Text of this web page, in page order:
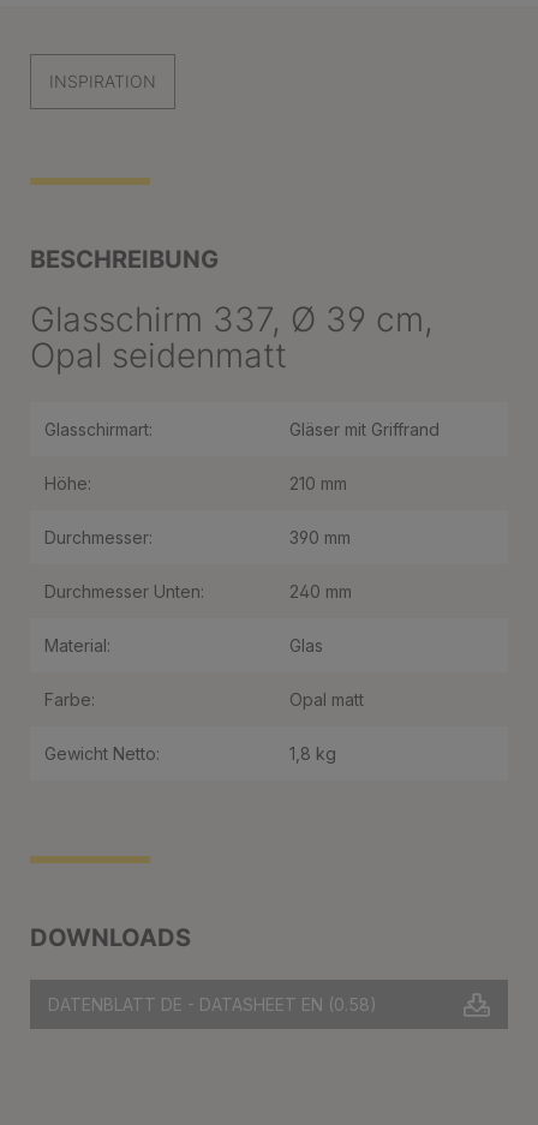
INSPIRATION
DOWNLOADS
DATENBLATT DE - DATASHEET EN (0.58)
BESCHREIBUNG
Glasschirm 337, Ø 39 cm,
Opal seidenmatt
Glasschirmart: Gläser mit Griffrand
Höhe: 210 mm
Durchmesser: 390 mm
Durchmesser Unten: 240 mm
Material: Glas
Farbe: Opal matt
Gewicht Netto: 1,8 kg